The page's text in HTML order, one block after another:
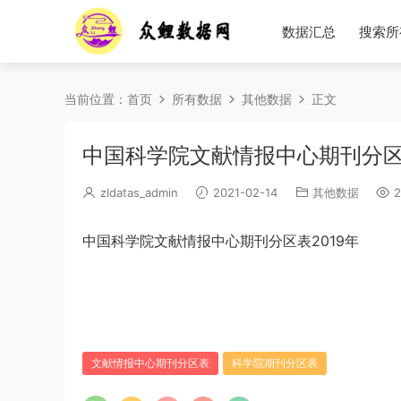
数据汇总 搜索
当前位置： 首页 所有数据 其他数据 正文
中国科学院文献情报中心期刊分
zldatas_admin 2021-02-14 其他数据
中国科学院文献情报中心期刊分区表2019年
文献情报中心期刊分区表 科学院期刊分区表